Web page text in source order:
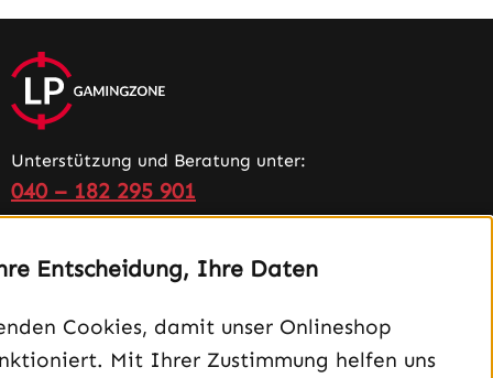
Unterstützung und Beratung unter:
040 – 182 295 901
Oder über unserKontaktformular.
Vertrag widerrufen
Entscheidung, Ihre Daten
Cookies, damit unser Onlineshop
Mit Ihrer Zustimmung helfen uns